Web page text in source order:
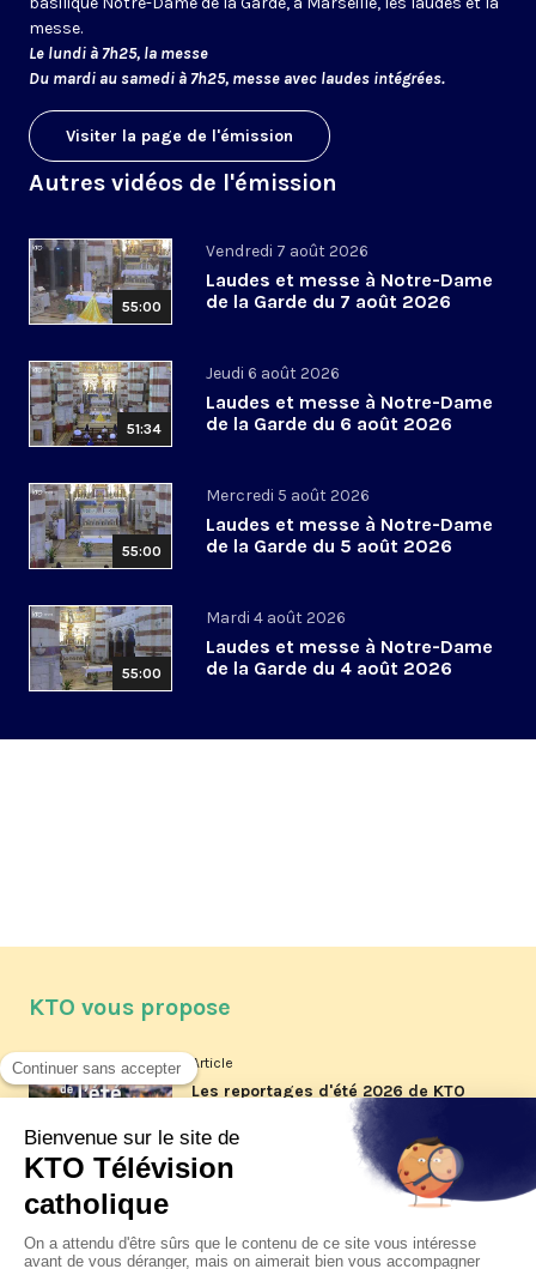
messe.
Le lundi à 7h25, la messe
Du mardi au samedi à 7h25, messe avec laudes intégrées.
Visiter la page de l'émission
Autres vidéos de l'émission
55:00
Vendredi 7 août 2026
Laudes et messe à Notre-Dame
de la Garde du 7 août 2026
51:34
Jeudi 6 août 2026
Laudes et messe à Notre-Dame
de la Garde du 6 août 2026
55:00
Mercredi 5 août 2026
Laudes et messe à Notre-Dame
de la Garde du 5 août 2026
55:00
Mardi 4 août 2026
Laudes et messe à Notre-Dame
de la Garde du 4 août 2026
KTO vous propose
Article
Les reportages d'été 2026 de KTO
Article
La visite pastorale du pape Léon
jeudi 6 août